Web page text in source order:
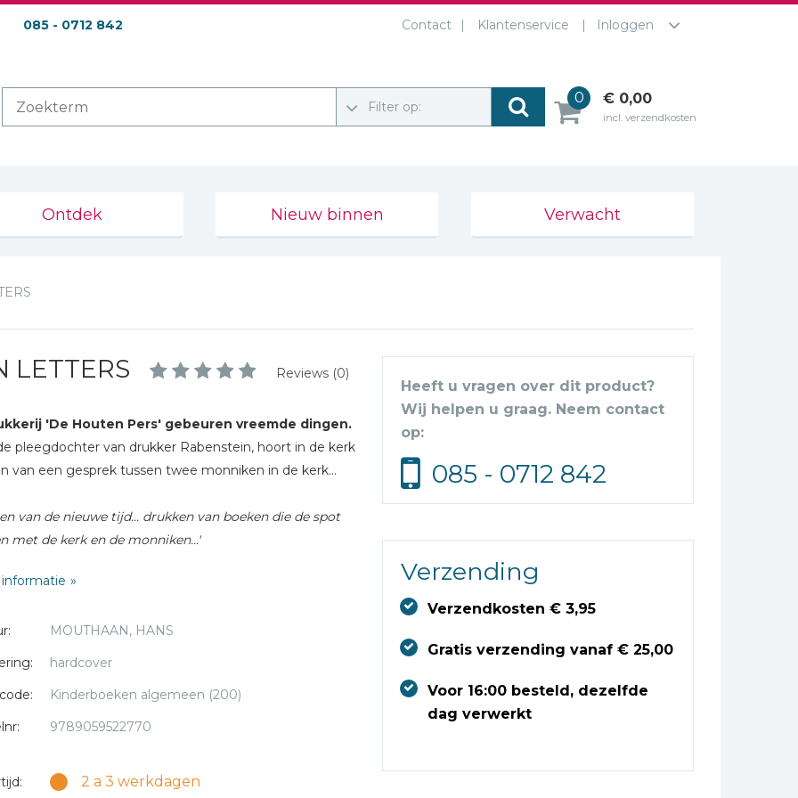
085 - 0712 842 Contact Klantenservice Inloggen
Filter op:
0 € 0,00
incl. verzendkosten
Ontdek Nieuw binnen Verwacht
LETTERS Reviews (0)
'De Houten Pers' gebeuren vreemde dingen.
pleegdochter van drukker Rabenstein, hoort in de kerk
van een gesprek tussen twee monniken in de kerk...
van de nieuwe tijd... drukken van boeken die de spot
met de kerk en de monniken...'
dat te betekenen? Waarom lijkt de ene monnik van
Konrad, de twee zoons van de drukker, ontdekken nog
Hoe komt het dat het drukwerk voor de
op onderzoek uit...
tijd dat doctor Martinus Luther op 31 oktober 1517 zijn
stellingen tegen de aflaathandel vastspijkerde
MOUTHAAN, HANS
hardcover
Kinderboeken algemeen (200)
9789059522770
2 a 3 werkdagen
Heeft u vragen over dit product?
Wij helpen u graag. Neem contact
op:
085 - 0712 842
Verzending
Verzendkosten € 3,95
Gratis verzending vanaf € 25,00
Voor 16:00 besteld, dezelfde
dag verwerkt